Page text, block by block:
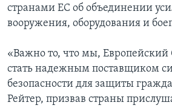
странами ЕС об объединении
вооружения, оборудования и
«Важно то, что мы,
стать надежным поставщиком
безопасности для защиты
Рейтер, призвав страны